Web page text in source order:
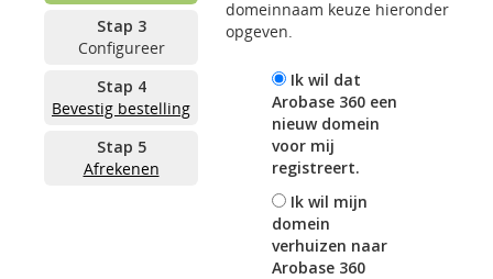
Stap 3
Configureer
Stap 4
Bevestig bestelling
Stap 5
Afrekenen
domeinnaam keuze hieronder
opgeven.
Ik wil dat
Arobase 360 een
nieuw domein
voor mij
registreert.
Ik wil mijn
domein
verhuizen naar
Arobase 360